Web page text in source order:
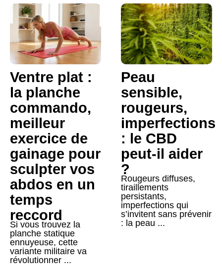
Ventre plat :
la planche
commando,
meilleur
exercice de
gainage pour
sculpter vos
abdos en un
temps
reccord
Si vous trouvez la
planche statique
ennuyeuse, cette
variante militaire va
révolutionner ...
Peau
sensible,
rougeurs,
imperfections
: le CBD
peut-il aider
?
Rougeurs diffuses,
tiraillements
persistants,
imperfections qui
s’invitent sans prévenir
: la peau ...